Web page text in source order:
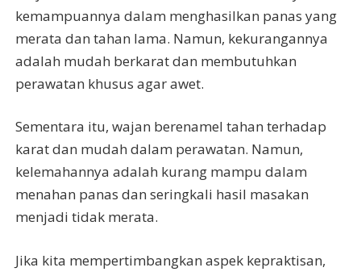
kemampuannya dalam menghasilkan panas yang
merata dan tahan lama. Namun, kekurangannya
adalah mudah berkarat dan membutuhkan
perawatan khusus agar awet.
Sementara itu, wajan berenamel tahan terhadap
karat dan mudah dalam perawatan. Namun,
kelemahannya adalah kurang mampu dalam
menahan panas dan seringkali hasil masakan
menjadi tidak merata.
Jika kita mempertimbangkan aspek kepraktisan,